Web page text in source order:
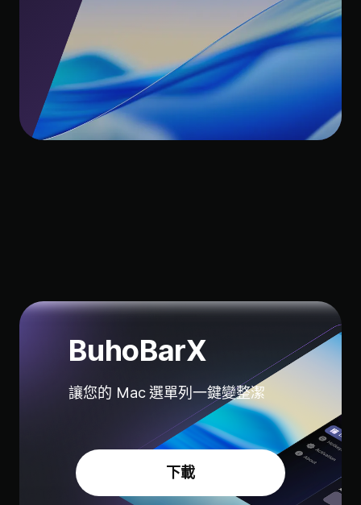
BuhoBarX
讓您的 Mac 選單列一鍵變整潔
下載